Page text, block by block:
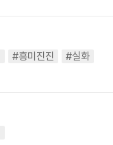
#흥미진진 #실화